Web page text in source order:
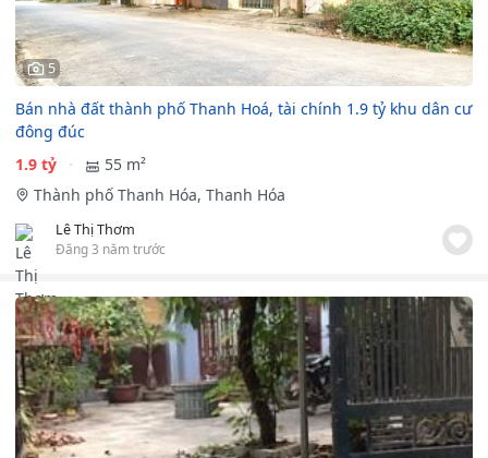
5
Bán nhà đất thành phố Thanh Hoá, tài chính 1.9 tỷ khu dân cư
đông đúc
1.9 tỷ
55 m²
Thành phố Thanh Hóa, Thanh Hóa
Lê Thị Thơm
Đăng 3 năm trước